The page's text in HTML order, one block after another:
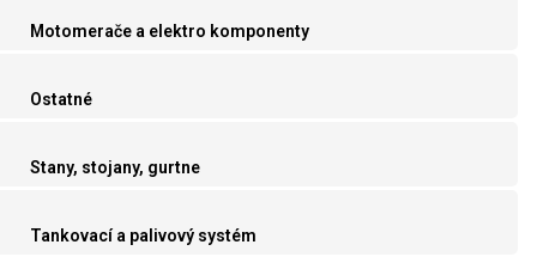
Motomerače a elektro komponenty
Ostatné
Stany, stojany, gurtne
Tankovací a palivový systém